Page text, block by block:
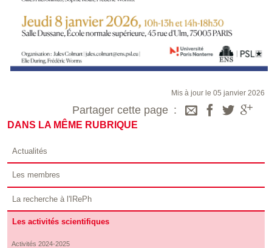
Mis à jour le 05 janvier 2026
Partager cette page
DANS LA MÊME RUBRIQUE
Actualités
Les membres
La recherche à l'IRePh
Les activités scientifiques
Activités 2024-2025